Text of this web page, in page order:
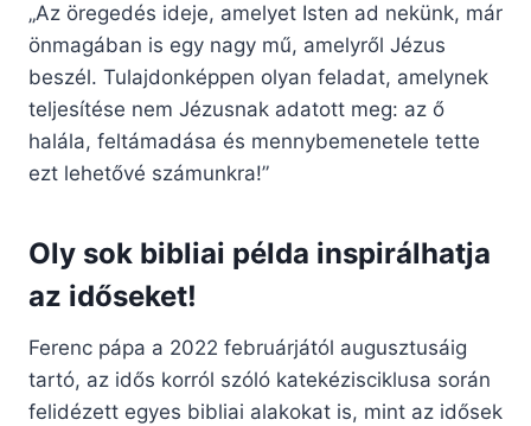
„Az öregedés ideje, amelyet Isten ad nekünk, már
önmagában is egy nagy mű, amelyről Jézus
beszél. Tulajdonképpen olyan feladat, amelynek
teljesítése nem Jézusnak adatott meg: az ő
halála, feltámadása és mennybemenetele tette
ezt lehetővé számunkra!”
Oly sok bibliai példa inspirálhatja
az időseket!
Ferenc pápa a 2022 februárjától augusztusáig
tartó, az idős korról szóló katekézisciklusa során
felidézett egyes bibliai alakokat is, mint az idősek